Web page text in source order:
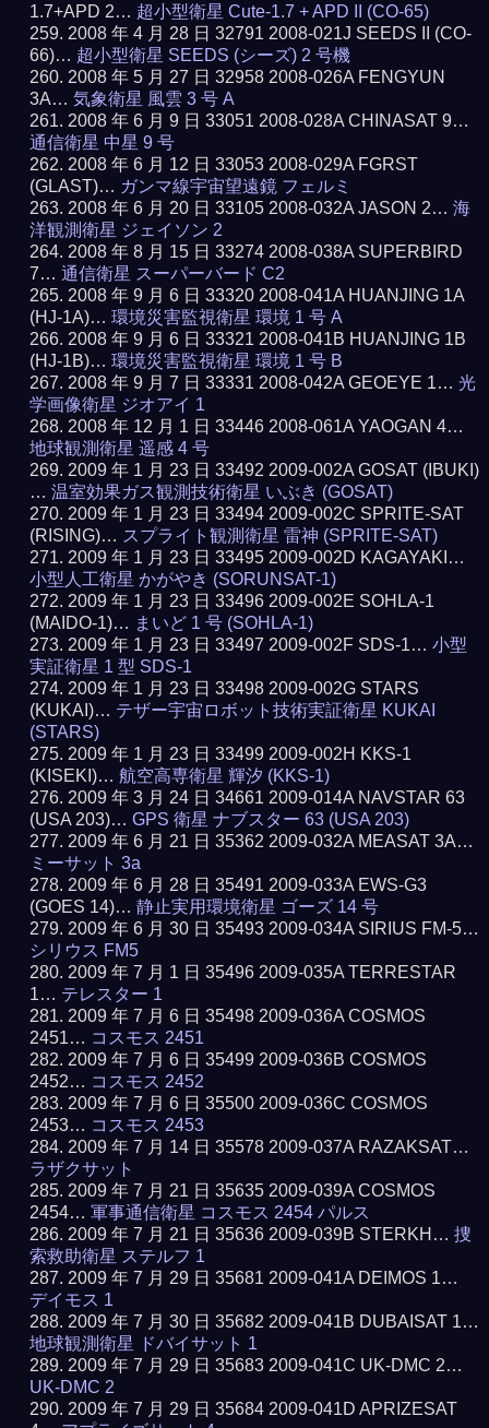
1.7+APD 2… 超小型衛星 Cute-1.7 + APD II (CO-65)
2008 年 4 月 28 日 32791 2008-021J SEEDS II (CO-
66)… 超小型衛星 SEEDS (シーズ) 2 号機
2008 年 5 月 27 日 32958 2008-026A FENGYUN
3A…気象衛星 風雲 3 号 A
2008 年 6 月 9 日 33051 2008-028A CHINASAT 9…
通信衛星 中星 9 号
2008 年 6 月 12 日 33053 2008-029A FGRST
(GLAST)… ガンマ線宇宙望遠鏡 フェルミ
2008 年 6 月 20 日 33105 2008-032A JASON 2…海
洋観測衛星 ジェイソン 2
2008 年 8 月 15 日 33274 2008-038A SUPERBIRD
7…通信衛星 スーパーバード C2
2008 年 9 月 6 日 33320 2008-041A HUANJING 1A
(HJ-1A)…環境災害監視衛星 環境 1 号 A
2008 年 9 月 6 日 33321 2008-041B HUANJING 1B
(HJ-1B)…環境災害監視衛星 環境 1 号 B
2008 年 9 月 7 日 33331 2008-042A GEOEYE 1…光
学画像衛星 ジオアイ 1
2008 年 12 月 1 日 33446 2008-061A YAOGAN 4…
地球観測衛星 遥感 4 号
2009 年 1 月 23 日 33492 2009-002A GOSAT (IBUKI)
…温室効果ガス観測技術衛星 いぶき (GOSAT)
2009 年 1 月 23 日 33494 2009-002C SPRITE-SAT
(RISING)… スプライト観測衛星 雷神 (SPRITE-SAT)
2009 年 1 月 23 日 33495 2009-002D KAGAYAKI…
小型人工衛星 かがやき (SORUNSAT-1)
2009 年 1 月 23 日 33496 2009-002E SOHLA-1
(MAIDO-1)… まいど 1 号 (SOHLA-1)
2009 年 1 月 23 日 33497 2009-002F SDS-1…小型
実証衛星 1 型 SDS-1
2009 年 1 月 23 日 33498 2009-002G STARS
(KUKAI)… テザー宇宙ロボット技術実証衛星 KUKAI
(STARS)
2009 年 1 月 23 日 33499 2009-002H KKS-1
(KISEKI)…航空高専衛星 輝汐 (KKS-1)
2009 年 3 月 24 日 34661 2009-014A NAVSTAR 63
(USA 203)…GPS 衛星 ナブスター 63 (USA 203)
2009 年 6 月 21 日 35362 2009-032A MEASAT 3A…
ミーサット 3a
2009 年 6 月 28 日 35491 2009-033A EWS-G3
(GOES 14)…静止実用環境衛星 ゴーズ 14 号
2009 年 6 月 30 日 35493 2009-034A SIRIUS FM-5…
シリウス FM5
2009 年 7 月 1 日 35496 2009-035A TERRESTAR
1… テレスター 1
2009 年 7 月 6 日 35498 2009-036A COSMOS
2451… コスモス 2451
2009 年 7 月 6 日 35499 2009-036B COSMOS
2452… コスモス 2452
2009 年 7 月 6 日 35500 2009-036C COSMOS
2453… コスモス 2453
2009 年 7 月 14 日 35578 2009-037A RAZAKSAT…
ラザクサット
2009 年 7 月 21 日 35635 2009-039A COSMOS
2454…軍事通信衛星 コスモス 2454 パルス
2009 年 7 月 21 日 35636 2009-039B STERKH…捜
索救助衛星 ステルフ 1
2009 年 7 月 29 日 35681 2009-041A DEIMOS 1…
デイモス 1
2009 年 7 月 30 日 35682 2009-041B DUBAISAT 1…
地球観測衛星 ドバイサット 1
2009 年 7 月 29 日 35683 2009-041C UK-DMC 2…
UK-DMC 2
2009 年 7 月 29 日 35684 2009-041D APRIZESAT